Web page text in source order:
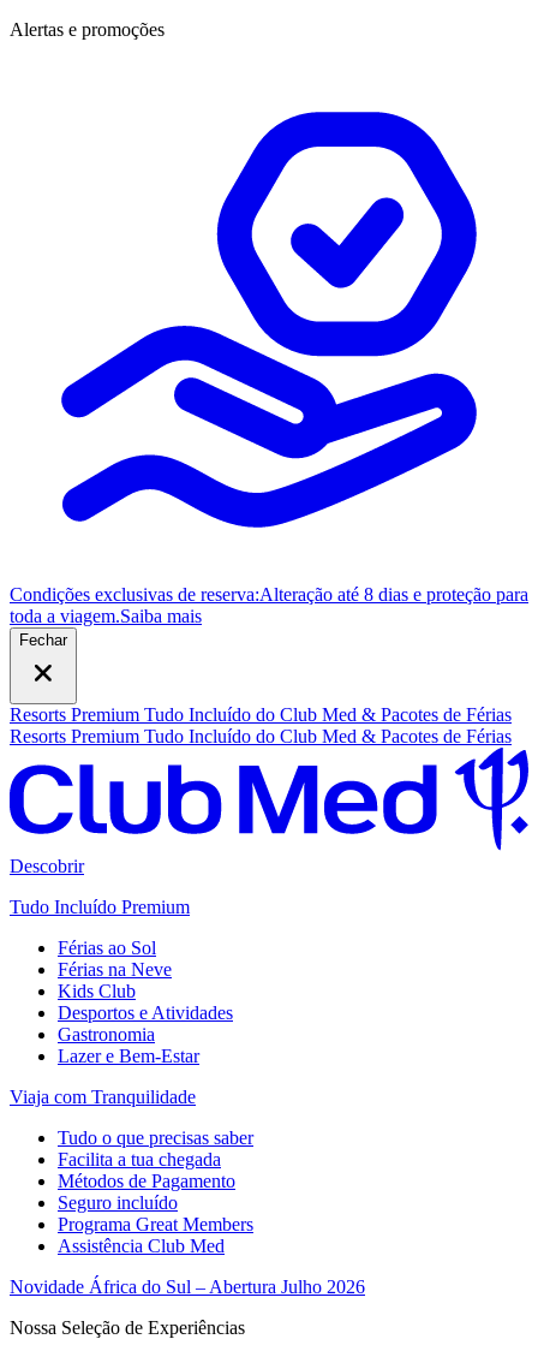
Alertas e promoções
Condições exclusivas de reserva:Alteração até 8 dias e proteção para
toda a viagem.Saiba mais
Fechar
Resorts Premium Tudo Incluído do Club Med & Pacotes de Férias
Resorts Premium Tudo Incluído do Club Med & Pacotes de Férias
Descobrir
Tudo Incluído Premium
Férias ao Sol
Férias na Neve
Kids Club
Desportos e Atividades
Gastronomia
Lazer e Bem-Estar
Viaja com Tranquilidade
Tudo o que precisas saber
Facilita a tua chegada
Métodos de Pagamento
Seguro incluído
Programa Great Members
Assistência Club Med
Novidade África do Sul – Abertura Julho 2026
Nossa Seleção de Experiências